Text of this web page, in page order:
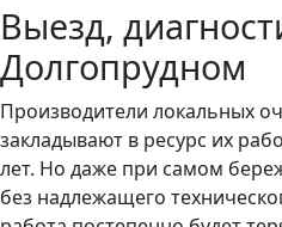
Выезд,
Долгопрудном
Производители локальных
закладывают в ресурс их
лет. Но даже при самом
без надлежащего